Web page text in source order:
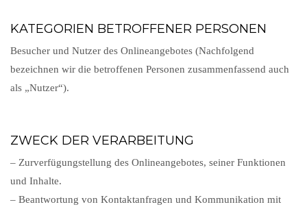
KATEGORIEN BETROFFENER PERSONEN
Besucher und Nutzer des Onlineangebotes (Nachfolgend
bezeichnen wir die betroffenen Personen zusammenfassend auch
als „Nutzer“).
ZWECK DER VERARBEITUNG
– Zurverfügungstellung des Onlineangebotes, seiner Funktionen
und Inhalte.
– Beantwortung von Kontaktanfragen und Kommunikation mit